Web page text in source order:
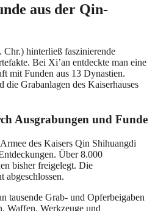
aus der Qin-
hinterließ faszinierende
Bei Xi’an entdeckte man eine
mit Funden aus 13 Dynastien.
die Grabanlagen des Kaiserhauses
Ausgrabungen und Funde
des Kaisers Qin Shihuangdi
Über 8.000
bisher freigelegt. Die
abgeschlossen.
tausende Grab- und Opferbeigaben
Waffen, Werkzeuge und